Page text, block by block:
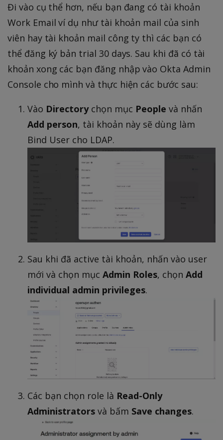
Đi vào cụ thể hơn, nếu bạn đang có tài khoản
Work Email ví dụ như tài khoản mail của sinh
viên hay tài khoản mail công ty thì các bạn có
thể đăng ký bản trial 30 days. Sau khi đã có tài
khoản xong các bạn đăng nhập vào Okta Admin
Console cho mình và thực hiện các bước sau:
Vào Directorychọn mục People và nhấn
Add person, tài khoản này sẽ dùng làm
Bind User cho LDAP.
Sau khi đã active tài khoản, nhấn vào user
mới và chọn mục Admin Roles, chọn Add
individual admin privileges.
Các bạn chọn role là Read-Only
Administrators và bấm Save changes.